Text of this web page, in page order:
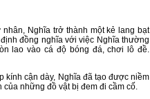
Nghĩa trở thành một kẻ lang bạt
đồng nghĩa với việc Nghĩa thường
lao vào cá độ bóng đá, chơi lô đề.
kính cận dày, Nghĩa đã tạo được niềm
những đồ vật bị đem đi cầm cố.